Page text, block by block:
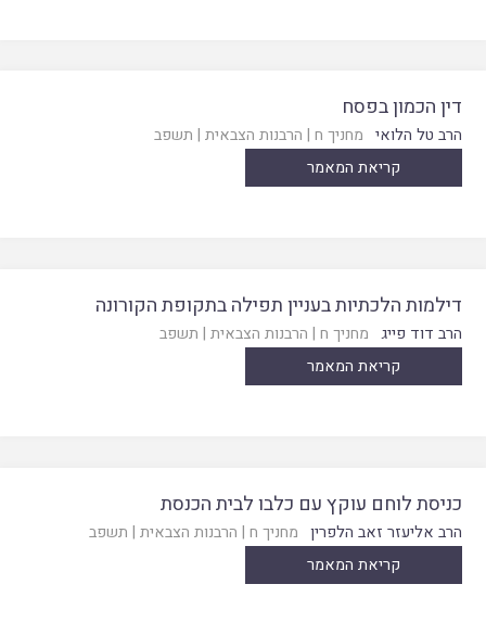
דין הכמון בפסח
הרב טל הלואי מחניך ח | הרבנות הצבאית | תשפב
קריאת המאמר
דילמות הלכתיות בעניין תפילה בתקופת הקורונה
הרב דוד פייג מחניך ח | הרבנות הצבאית | תשפב
קריאת המאמר
כניסת לוחם עוקץ עם כלבו לבית הכנסת
הרב אליעזר זאב הלפרין מחניך ח | הרבנות הצבאית | תשפב
קריאת המאמר